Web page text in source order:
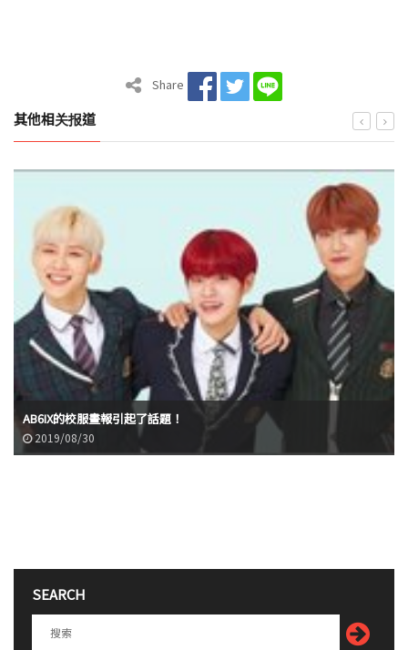
Share
其他相关报道
AB6IX的校服畫報引起了話題！
2019/08/30
SEARCH